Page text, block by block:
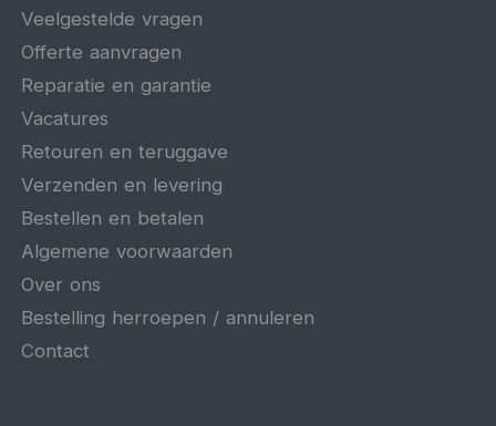
Veelgestelde vragen
Offerte aanvragen
Reparatie en garantie
Vacatures
Retouren en teruggave
Verzenden en levering
Bestellen en betalen
Algemene voorwaarden
Over ons
Bestelling herroepen / annuleren
Contact